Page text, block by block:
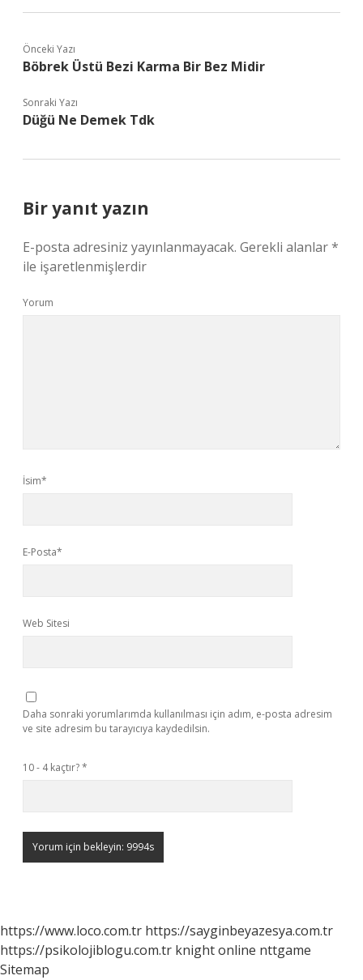
Önceki Yazı
Böbrek Üstü Bezi Karma Bir Bez Midir
Sonraki Yazı
Düğü Ne Demek Tdk
Bir yanıt yazın
E-posta adresiniz yayınlanmayacak. Gerekli alanlar*
ile işaretlenmişlerdir
Yorum
İsim*
E-Posta*
Web Sitesi
Daha sonraki yorumlarımda kullanılması için adım, e-posta adresim
ve site adresim bu tarayıcıya kaydedilsin.
10 - 4 kaçtır?*
https://www.loco.com.tr https://sayginbeyazesya.com.tr
https://psikolojiblogu.com.tr knight online nttgame
Sitemap